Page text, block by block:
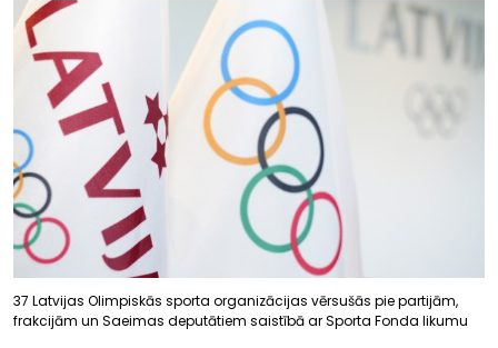
37 Latvijas Olimpiskās sporta organizācijas vērsušās pie partijām,
frakcijām un Saeimas deputātiem saistībā ar Sporta Fonda likumu